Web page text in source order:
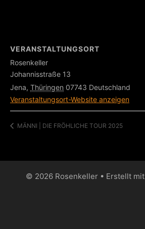
VERANSTALTUNGSORT
Rosenkeller
Johannisstraße 13
Jena, Thüringen 07743 Deutschland
Veranstaltungsort-Website anzeigen
MÄNNI | DIE FRÖHLICHE TOUR 2025
© 2026 Rosenkeller • Erstellt mit